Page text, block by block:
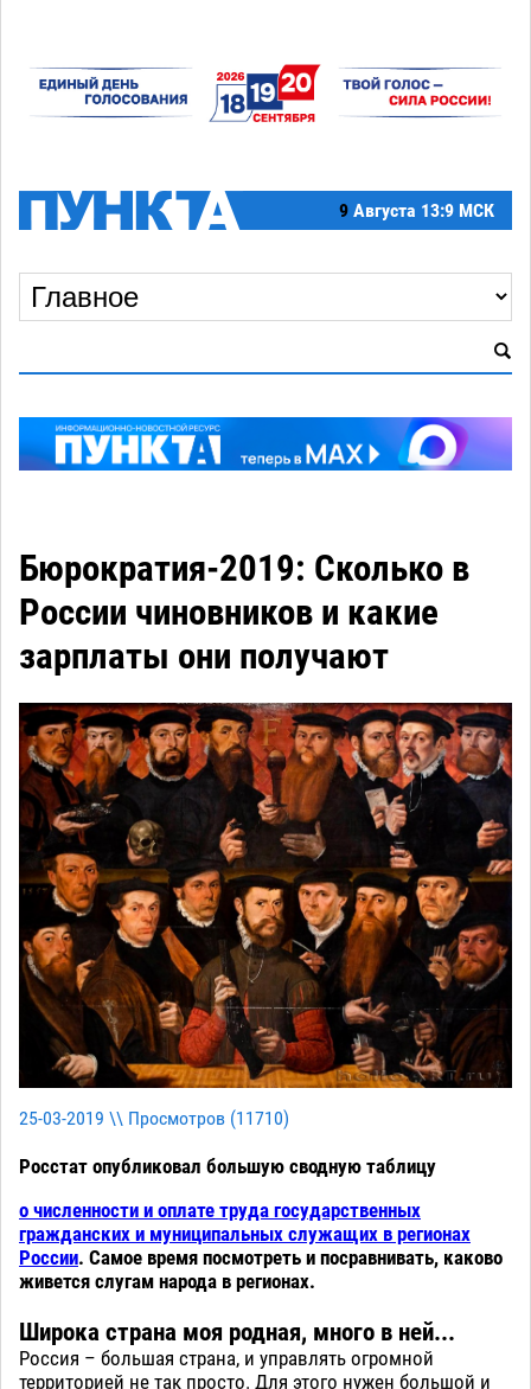
9 Августа 13:9 МСК
Бюрократия-2019: Сколько в
России чиновников и какие
зарплаты они получают
25-03-2019 \\ Просмотров (11710)
Росстат опубликовал большую сводную таблицу
о численности и оплате труда государственных
гражданских и муниципальных служащих в регионах
России. Самое время посмотреть и посравнивать, каково
живется слугам народа в регионах.
Широка страна моя родная, много в ней...
Россия – большая страна, и управлять огромной
территорией не так просто. Для этого нужен большой и